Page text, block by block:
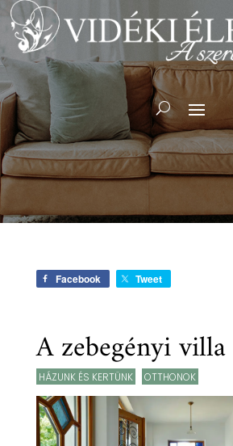
Facebook Tweet
A zebegényi
HÁZUNK ÉS KERTÜNK OTTHONOK